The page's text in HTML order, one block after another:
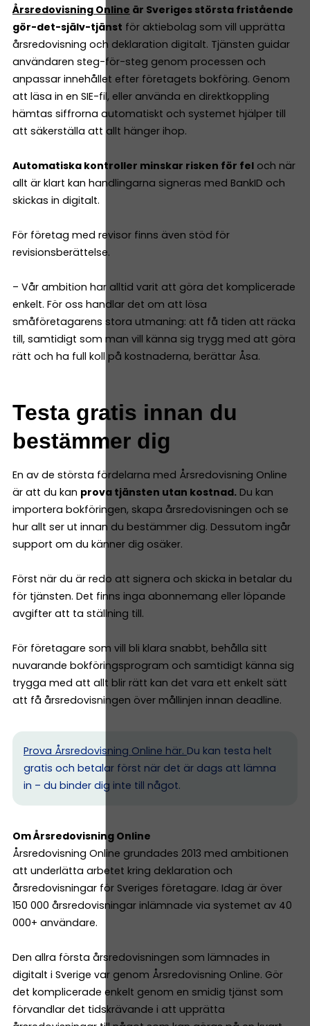
Årsredovisning Online är Sveriges största fristående
gör-det-själv-tjänst för aktiebolag som vill upprätta
årsredovisning och deklaration digitalt. Tjänsten guidar
användaren steg-för-steg genom processen och
anpassar innehållet efter företagets bokföring. Genom
att läsa in en SIE-fil, eller använda en direktkoppling
hämtas siffrorna automatiskt och systemet hjälper till
att säkerställa att allt hänger ihop.
Automatiska kontroller minskar risken för fel och när
allt är klart kan handlingarna signeras med BankID och
skickas in digitalt.
För företag med revisor finns även stöd för
revisionsberättelse.
– Vår ambition har alltid varit att göra det komplicerade
enkelt. För oss handlar det om att lösa
småföretagarens stora utmaning: att få tiden att räcka
till, samtidigt som man vill känna sig trygg med att göra
rätt och ha full koll på kostnaderna, berättar Åsa.
Testa gratis innan du
bestämmer dig
En av de största fördelarna med Årsredovisning Online
är att du kan prova tjänsten utan kostnad. Du kan
importera bokföringen, skapa årsredovisningen och se
hur allt ser ut innan du bestämmer dig. Dessutom ingår
support om du känner dig osäker.
Först när du är redo att signera och skicka in betalar du
för tjänsten. Det finns inga abonnemang eller löpande
avgifter att ta ställning till.
För företagare som vill bli klara snabbt, behålla sitt
nuvarande bokföringsprogram och samtidigt känna sig
trygga med att allt blir rätt kan det vara ett enkelt sätt
att få årsredovisningen över mållinjen innan deadline.
Prova Årsredovisning Online här. Du kan testa helt
gratis och betalar först när det är dags att lämna
in – du binder dig inte till något.
Om Årsredovisning Online
Årsredovisning Online grundades 2013 med ambitionen
att underlätta arbetet kring deklaration och
årsredovisningar för Sveriges företagare. Idag är över
150 000 årsredovisningar inlämnade via systemet av 40
000+ användare.
Den allra första årsredovisningen som lämnades in
digitalt i Sverige var genom Årsredovisning Online. Gör
det komplicerade enkelt genom en smidig tjänst som
förvandlar det tidskrävande i att upprätta